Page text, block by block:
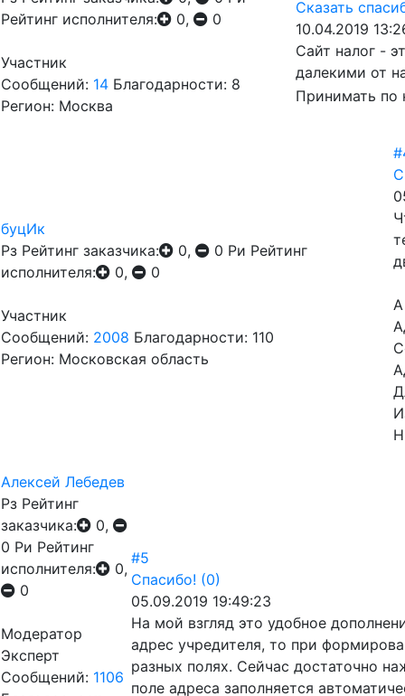
Рейтинг исполнителя:
0, 0
Участник
Сообщений: 14 Благодарности: 8
Регион: Москва
Сказать
10.04.2019
Сайт налог -
далекими от
Принимать по
буцИк
Рз Рейтинг заказчика: 0, 0 Ри Рейтинг
исполнителя:
0, 0
Участник
Сообщений: 2008 Благодарности: 110
Регион: Московская область
А
Алексей Лебедев
Рз Рейтинг
заказчика:
0,
0 Ри Рейтинг
исполнителя:
0,
0
Модератор
Эксперт
Сообщений: 1106
#5
Спасибо! (0)
05.09.2019 19:49:23
На мой взгляд это удобное
адрес учредителя, то при
разных полях. Сейчас достаточно
поле адреса заполняется